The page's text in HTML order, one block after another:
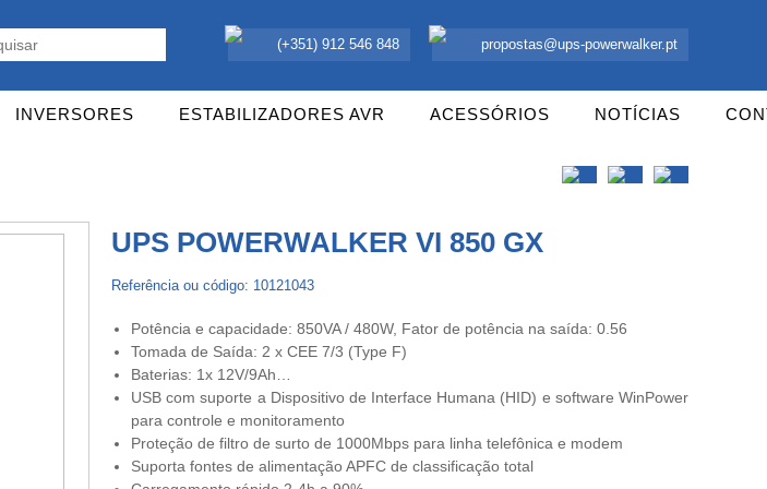
(+351) 912 546 848 propostas@ups-powerwalker.pt
INVERSORES ESTABILIZADORES AVR ACESSÓRIOS NOTÍCIAS
UPS POWERWALKER VI 850 GX
Referência ou código: 10121043
Potência e capacidade: 850VA / 480W, Fator de potência na saída: 0.56
Tomada de Saída: 2 x CEE 7/3 (Type F)
Baterias: 1x 12V/9Ah…
USB com suporte a Dispositivo de Interface Humana (HID) e software WinPower
para controle e monitoramento
Proteção de filtro de surto de 1000Mbps para linha telefônica e modem
Suporta fontes de alimentação APFC de classificação total